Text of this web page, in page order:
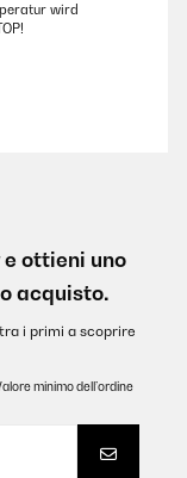
wird
ottieni uno
acquisto.
i primi a scoprire
minimo dell’ordine